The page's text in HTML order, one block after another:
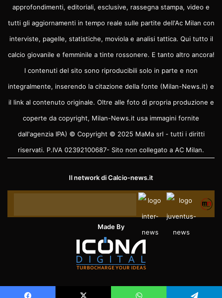
approfondimenti, editoriali, esclusive, rassegna stampa, video e
tutti gli aggiornamenti in tempo reale sulle partite dell'Ac Milan con
interviste, pagelle, statistiche, moviola e analisi tattica. Qui tutto il
calcio giovanile e femminile a tinte rossonere. E tanto altro ancora!
I contenuti del sito sono riproducibili solo in parte e non
integralmente, inserendo la citazione della fonte (Milan-News.it) e
il link al contenuto originale. Oltre alle foto di propria produzione e
coperte da copyright, Milan-News.it usa immagini fornite
dall'agenzia IPA) © Copyright © 2025 MaMa srl - tutti i diritti
riservati. P.IVA 02392100687- Sito non collegato a AC Milan.
Il network diCalcio-news.it
Made By